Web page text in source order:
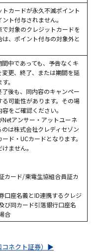
トカードが永久不滅ポイント
ト付与されません。
で対象のクレジットカードを
、ポイント付与の対象外と
間中であっても、予告なくキ
変更、終了、または期間を延
。
了後も、同内容のキャンペー
る可能性があります。その場
をご確認ください。
Netアンサー・アットユーネ
は株式会社クレディセゾン
ド・UCカードとなります。
ません。
カード/東電生協組合員証カ
口座名義とID連携するクレジ
び同カード引落銀行口座名
合
コネクト証券）▶